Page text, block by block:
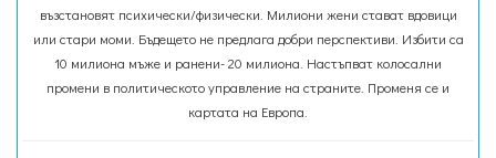
възстановят психически/физически. Милиони жени стават вдовици
или стари моми. Бъдещето не предлага добри перспективи. Избити са
10 милиона мъже и ранени- 20 милиона. Настъпват колосални
промени в политическото управление на страните. Променя се и
картата на Европа.